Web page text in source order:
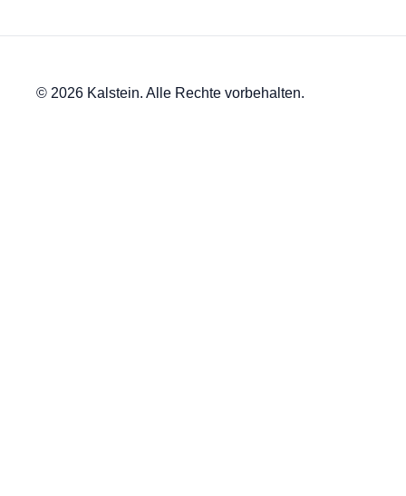
© 2026 Kalstein. Alle Rechte vorbehalten.